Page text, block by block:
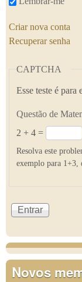
Criar nova conta
Recuperar senha
CAPTCHA
Esse teste é para
Questão de
2 + 4 =
Resolva este
exemplo para 1+3,
Novos